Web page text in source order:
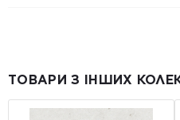
ТОВАРИ З ІНШИХ